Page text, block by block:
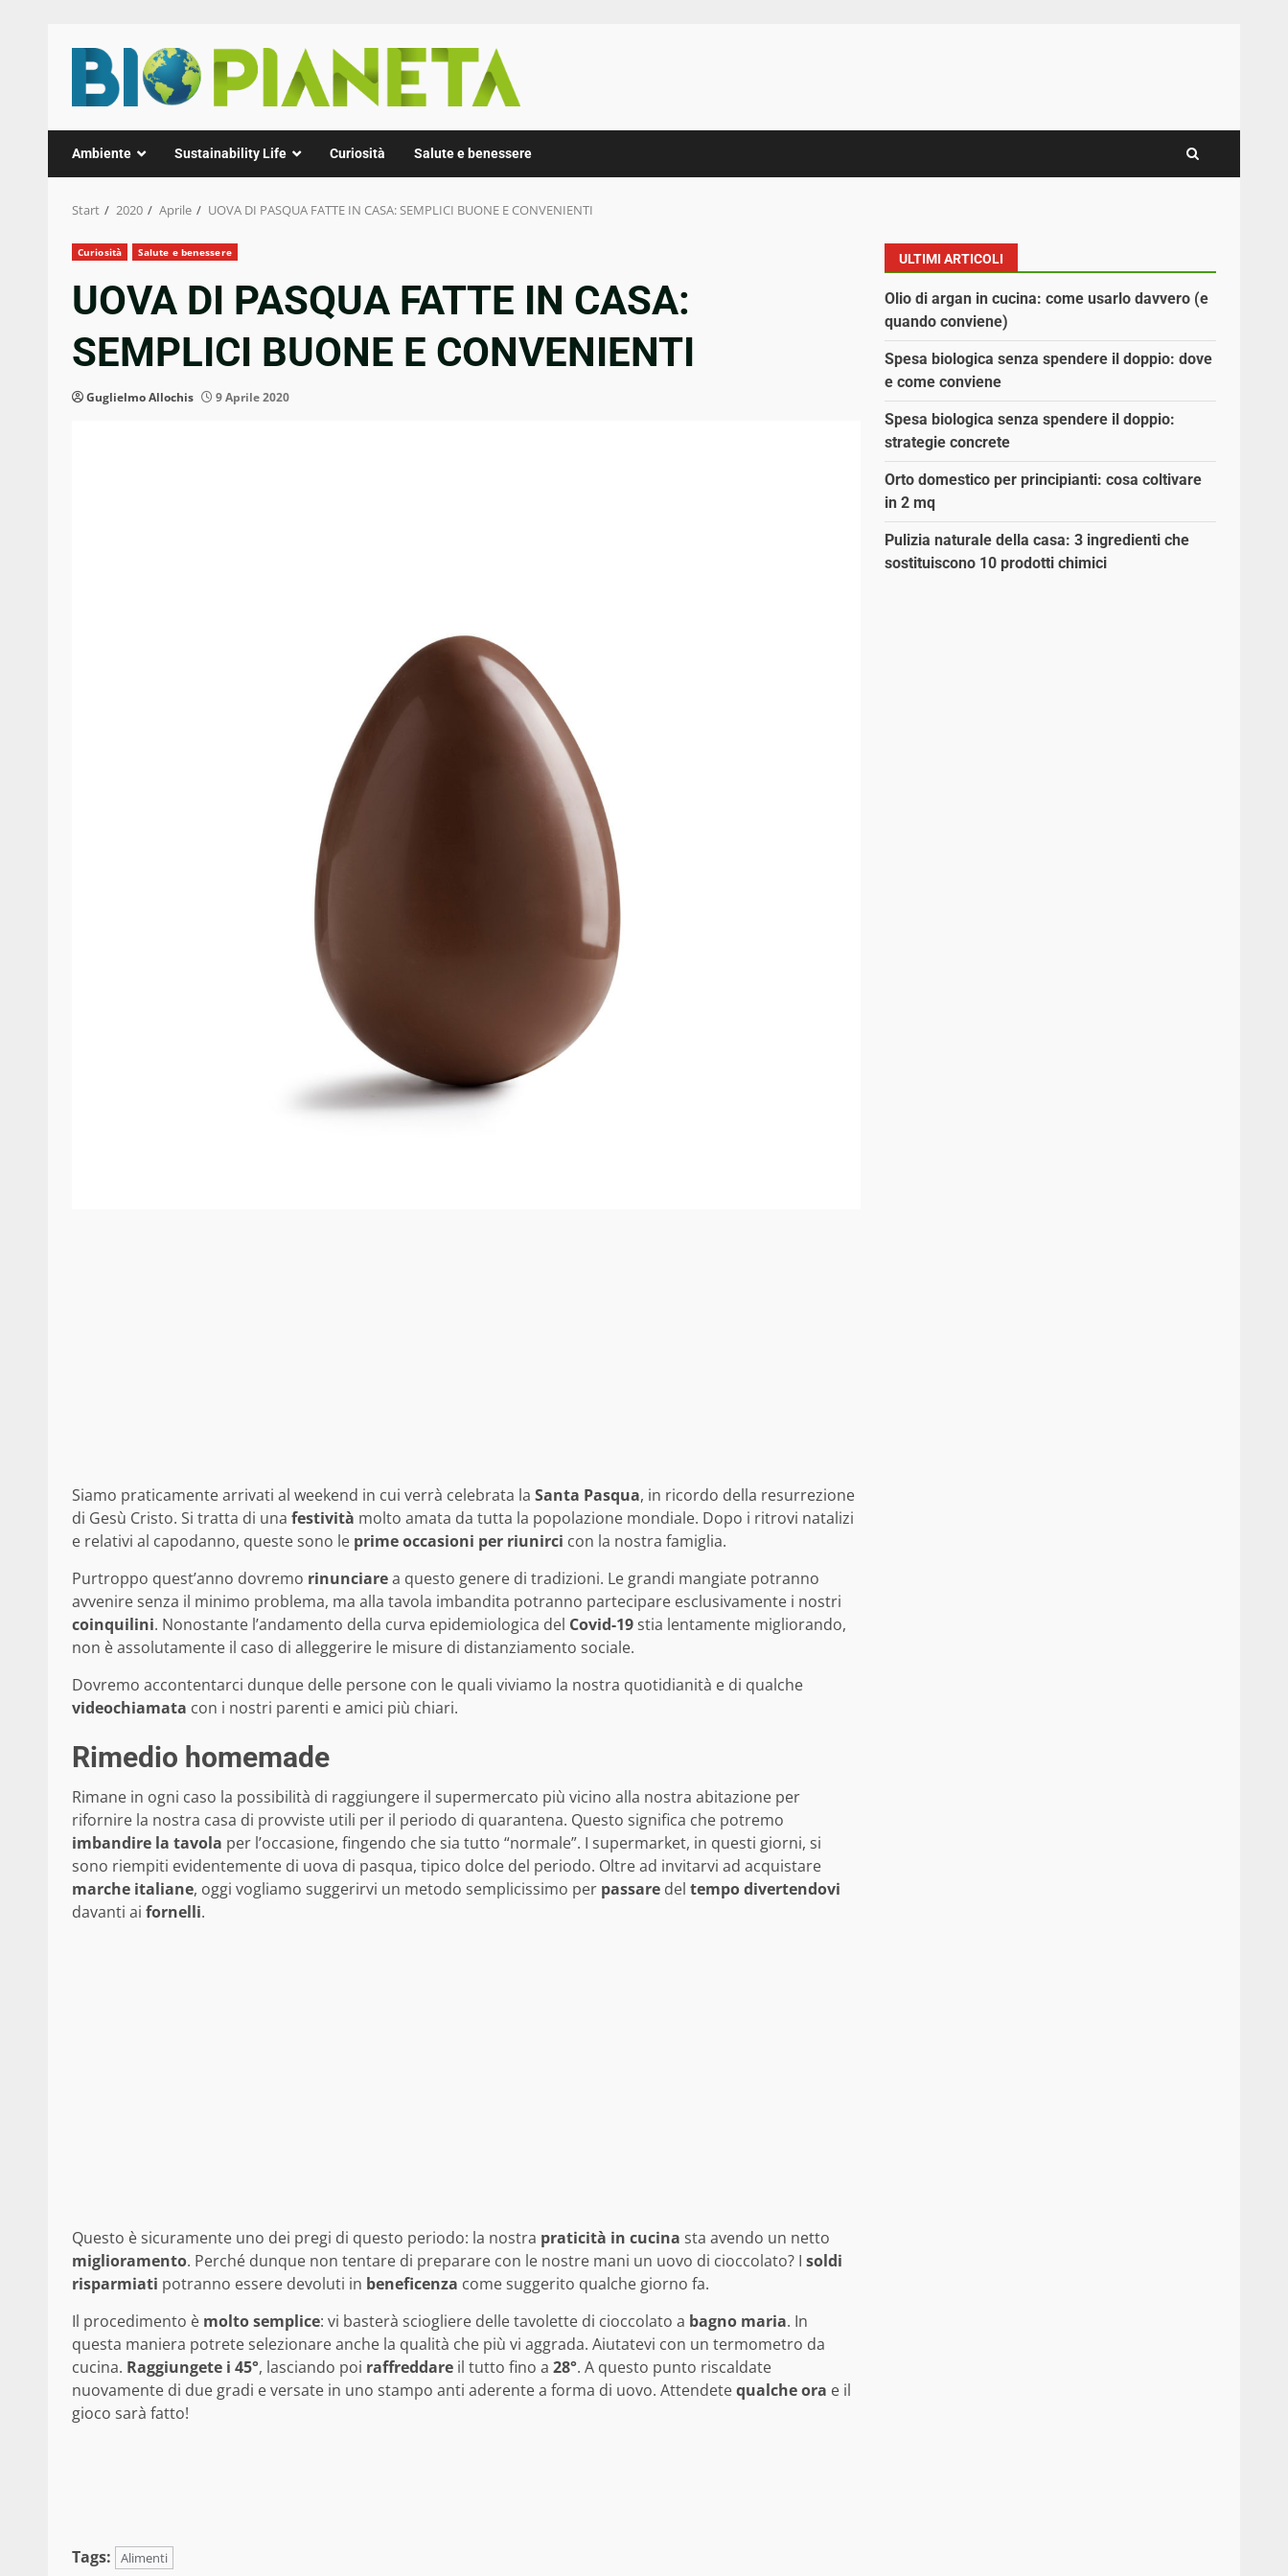
Inhalt
springen
Ambiente Sustainability Life Curiosità Salute e benessere
Start 2020 Aprile UOVA DI PASQUA FATTE IN CASA: SEMPLICI BUONE E CONVENIENTI
Curiosità Salute e benessere
UOVA DI PASQUA FATTE IN CASA:
SEMPLICI BUONE E CONVENIENTI
Guglielmo Allochis 9 Aprile 2020
Siamo praticamente arrivati al weekend in cui verrà celebrata la Santa Pasqua, in ricordo della resurrezione
di Gesù Cristo. Si tratta di una festività molto amata da tutta la popolazione mondiale. Dopo i ritrovi natalizi
e relativi al capodanno, queste sono le primeoccasioni per riunirci con la nostra famiglia.
Purtroppo quest’anno dovremo rinunciarea questo genere di tradizioni. Le grandi mangiate potranno
avvenire senza il minimo problema, ma alla tavola imbandita potranno partecipare esclusivamente i nostri
coinquilini. Nonostante l’andamento della curva epidemiologica del Covid-19stia lentamente migliorando,
non è assolutamente il caso di alleggerire le misure di distanziamento sociale.
Dovremo accontentarci dunque delle persone con le quali viviamo la nostra quotidianità e di qualche
videochiamata con i nostri parenti e amici più chiari.
Rimedio homemade
Rimane in ogni caso la possibilità di raggiungere il supermercato più vicino alla nostra abitazione per
rifornire la nostra casa di provviste utili per il periodo di quarantena. Questo significa che potremo
imbandire la tavola per l’occasione, fingendo che sia tutto “normale”. I supermarket, in questi giorni, si
sono riempiti evidentemente di uova di pasqua, tipico dolce del periodo. Oltre ad invitarvi ad acquistare
marche italiane, oggi vogliamo suggerirvi un metodo semplicissimo per passare del tempodivertendovi
davanti ai fornelli.
Questo è sicuramente uno dei pregi di questo periodo: la nostra praticità in cucina sta avendo un netto
miglioramento. Perché dunque non tentare di preparare con le nostre mani un uovo di cioccolato? I soldi
risparmiati potranno essere devoluti in beneficenza come suggerito qualche giorno fa.
Il procedimento è molto semplice: vi basterà sciogliere delle tavolette di cioccolato a bagno maria. In
questa maniera potrete selezionare anche la qualità che più vi aggrada. Aiutatevi con un termometro da
cucina. Raggiungete i 45°, lasciando poi raffreddare il tutto fino a 28°. A questo punto riscaldate
nuovamente di due gradi e versate in uno stampo anti aderente a forma di uovo. Attendetequalche ora e il
gioco sarà fatto!
Tags: Alimenti
ULTIMI ARTICOLI
Olio di argan in cucina: come usarlo davvero (e
quando conviene)
Spesa biologica senza spendere il doppio: dove
e come conviene
Spesa biologica senza spendere il doppio:
strategie concrete
Orto domestico per principianti: cosa coltivare
in 2 mq
Pulizia naturale della casa: 3 ingredienti che
sostituiscono 10 prodotti chimici